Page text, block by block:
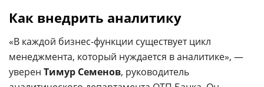
Как внедрить аналитику
«В каждой бизнес-функции существует цикл
менеджмента, который нуждается в аналитике», —
уверен Тимур Семенов, руководитель